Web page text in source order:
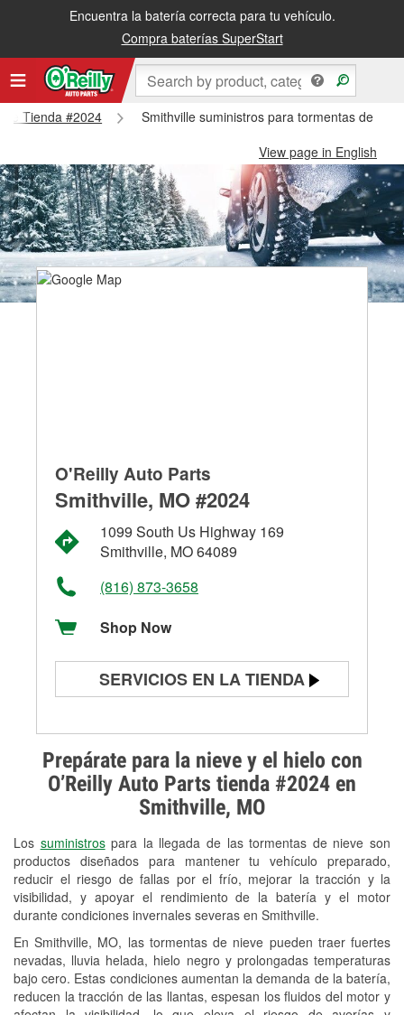
Encuentra la batería correcta para tu vehículo.
Compra baterías SuperStart
Tienda #2024
Smithville suministros para tormentas de
View page in English
Prepárate para la nieve y el hielo con
O’Reilly Auto Parts tienda #2024 en
Smithville, MO
Los suministrospara la llegada de las tormentas de nieve son
productos diseñados para mantener tu vehículo preparado,
reducir el riesgo de fallas por el frío, mejorar la tracción y la
visibilidad, y apoyar el rendimiento de la batería y el motor
durante condiciones invernales severas en Smithville.
En Smithville, MO, las tormentas de nieve pueden traer fuertes
nevadas, lluvia helada, hielo negro y prolongadas temperaturas
bajo cero. Estas condiciones aumentan la demanda de la batería,
reducen la tracción de las llantas, espesan los fluidos del motor y
O'Reilly Auto Parts
Smithville, MO #2024
1099 South Us Highway 169
Smithville, MO 64089
(816) 873-3658
Shop Now
SERVICIOS EN LA TIENDA
Prueba de alternadores y
arrancadores
Revisión de la luz "Check Engine"
Reciclaje de baterías y aceite
Instalación de bombillas de faros
Instalación de limpiaparabrisas
Programa de Préstamo de
Herramientas
Rectificación de tambores y discos de